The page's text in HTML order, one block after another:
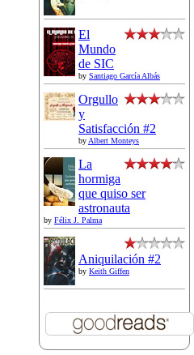
El
Mundo
de SIC
by Santiago García Albás
Orgullo
y
Satisfacción #2
by Albert Monteys
La
hormiga
que quiso ser
astronauta
by Félix J. Palma
Aniquilación #2
by Keith Giffen